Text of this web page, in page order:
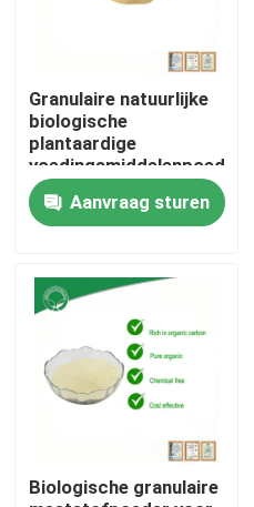
Huis
Ongeveer ons
Granulaire natuurlijke
biologische
plantaardige
voedingsmiddelenpoeder
verrijkt de bodem 25
kg/zakAanvraag sturen
Biologische granulaire